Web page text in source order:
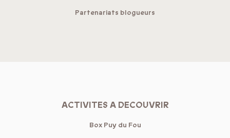
Partenariats blogueurs
ACTIVITES A DECOUVRIR
Box Puy du Fou